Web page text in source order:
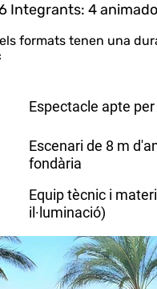
Integrants: 4
formats tenen una
Espectacle apte
Escenari de 8 m
fondària
Equip tècnic i
il·luminació)